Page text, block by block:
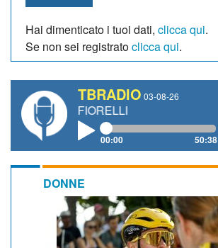
Hai dimenticato i tuoi dati, clicca qui.
Se non sei registratoclicca qui.
TBRADIO 03-08-26
FIORELLI
00:00 50:38
DONNE